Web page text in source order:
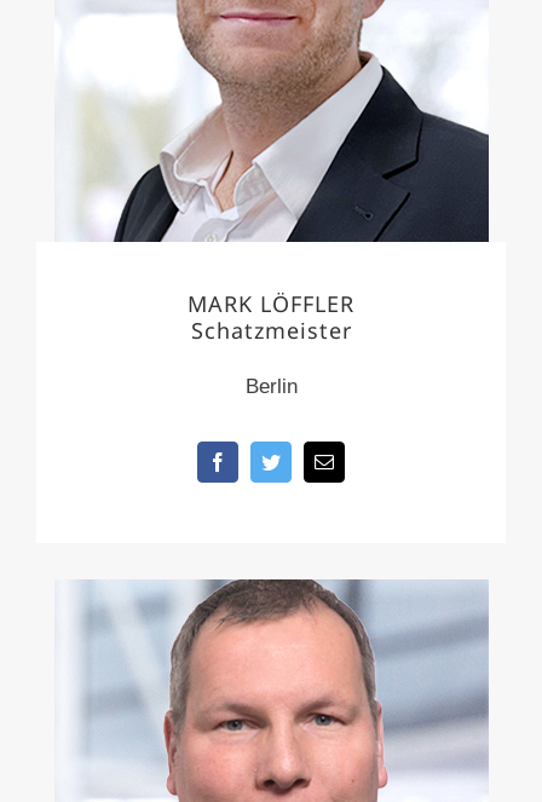
MARK LÖFFLER
Schatzmeister
Berlin